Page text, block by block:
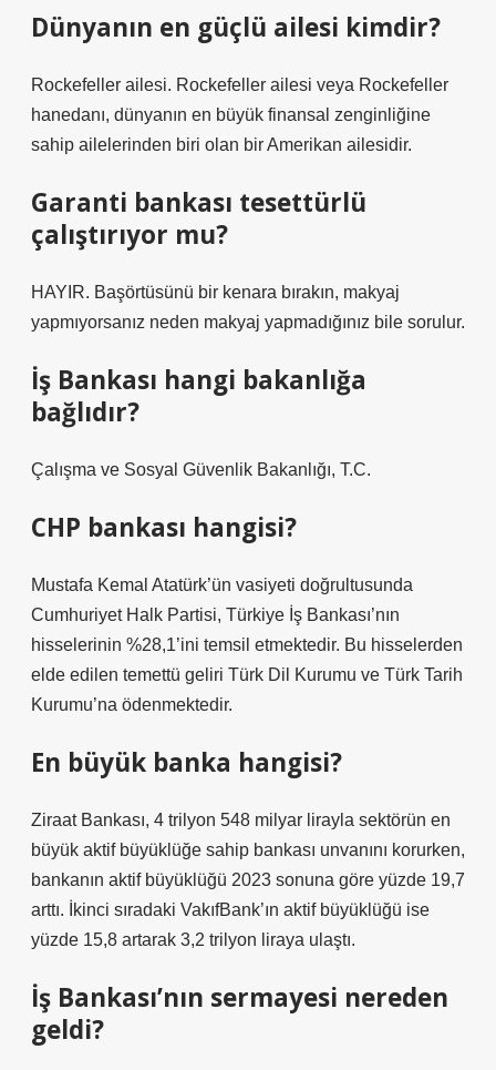
Dünyanın en güçlü ailesi kimdir?
Rockefeller ailesi. Rockefeller ailesi veya Rockefeller
hanedanı, dünyanın en büyük finansal zenginliğine
sahip ailelerinden biri olan bir Amerikan ailesidir.
Garanti bankası tesettürlü
çalıştırıyor mu?
HAYIR. Başörtüsünü bir kenara bırakın, makyaj
yapmıyorsanız neden makyaj yapmadığınız bile sorulur.
İş Bankası hangi bakanlığa
bağlıdır?
Çalışma ve Sosyal Güvenlik Bakanlığı, T.C.
CHP bankası hangisi?
Mustafa Kemal Atatürk’ün vasiyeti doğrultusunda
Cumhuriyet Halk Partisi, Türkiye İş Bankası’nın
hisselerinin %28,1’ini temsil etmektedir. Bu hisselerden
elde edilen temettü geliri Türk Dil Kurumu ve Türk Tarih
Kurumu’na ödenmektedir.
En büyük banka hangisi?
Ziraat Bankası, 4 trilyon 548 milyar lirayla sektörün en
büyük aktif büyüklüğe sahip bankası unvanını korurken,
bankanın aktif büyüklüğü 2023 sonuna göre yüzde 19,7
arttı. İkinci sıradaki VakıfBank’ın aktif büyüklüğü ise
yüzde 15,8 artarak 3,2 trilyon liraya ulaştı.
İş Bankası’nın sermayesi nereden
geldi?